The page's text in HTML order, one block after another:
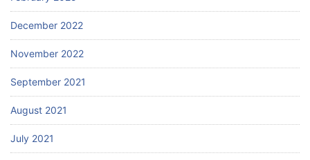
December 2022
November 2022
September 2021
August 2021
July 2021